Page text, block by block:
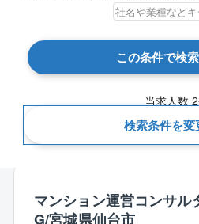
この条件で検
当求人数 2
検索条件を変
マンション運営コンサル
G/宮城県仙台市